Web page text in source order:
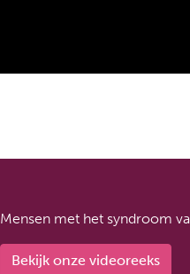
Mensen met het syndroom
Bekijk onze videoreeks